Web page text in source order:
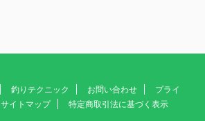
釣りテクニック お問い合わせ
プライ
サイトマップ 特定商取引法に基づく表示